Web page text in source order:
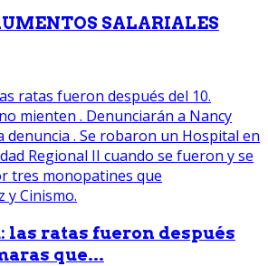
SALARIALES
las ratas fueron después
que...